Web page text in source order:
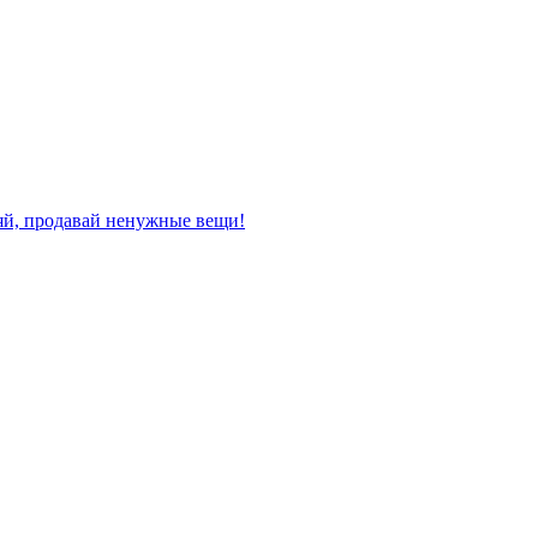
продавай ненужные вещи!